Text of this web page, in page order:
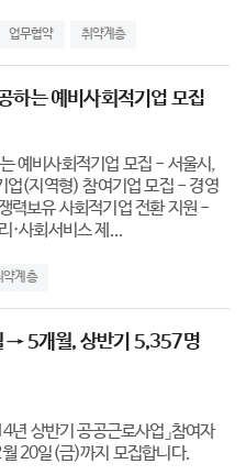
업무협약 취약계층
하는 예비사회적기업 모집
예비사회적기업 모집 - 서울시,
(지역형) 참여기업 모집 - 경영
력보유 사회적기업 전환 지원 -
·사회서비스 제...
약계층
→ 5개월, 상반기 5,357명
년 상반기 공공근로사업」참여자
20일(금)까지 모집합니다.